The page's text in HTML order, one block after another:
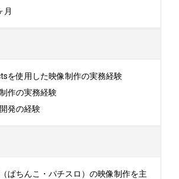
月
を使用した映像制作の実務経験
作の実務経験
発の経験
ぱちんこ・パチスロ）の映像制作を主